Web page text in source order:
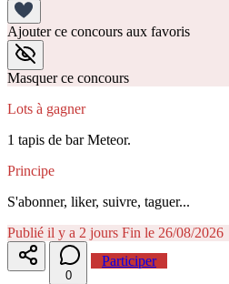
Ajouter ce concours aux favoris
Masquer ce concours
Lots à gagner
1 tapis de bar Meteor.
Principe
S'abonner, liker, suivre, taguer...
Publié il y a 2 jours Fin le 26/08/2026
0
Participer